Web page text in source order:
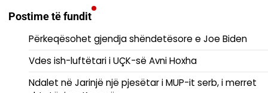
Postime të fundit
Përkeqësohet gjendja shëndetësore e Joe Biden
Vdes ish-luftëtari i UÇK-së Avni Hoxha
Ndalet në Jarinjë një pjesëtar i MUP-it serb, i merret